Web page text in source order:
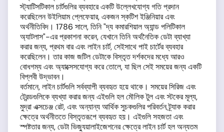
স্ট্যাটিসটিকাল চার্টগুলির ব্যবহারে একটি উল্লেখযোগ্য গতি প্রদান
করেছিলেন উইলিয়াম প্লেফেয়ার, একজন স্কটিশ ইঞ্জিনিয়ার এবং
অর্থনীতিবিদ। 1786 সালে, তিনি "দ্য কমারশিয়াল অ্যান্ড পলিটিকাল
অ্যাটলাস"-এর প্রকাশনা করেন, যেখানে তিনি অর্থনৈতিক ডেটা ব্যাখ্যা
করার জন্য, প্রথম বার এবং লাইন চার্ট, সেইসাথে পাই চার্টের ব্যবহার
করেছিলেন। তার কাজ জটিল ডেটাকে বিস্তৃত দর্শকদের মধ্যে আরও
বোধগম্য এবং অ্যাক্সেসযোগ্য করে তোলে, যা ছিল সেই সময়ের জন্য একটি
বিপ্লবী উদ্ভাবন।
বর্তমানে, লাইন চার্টগুলি সর্বব্যাপী ব্যবহৃত হয়ে থাকে। সময়ের সিরিজ এবং
ট্রেন্ডগুলিকে ব্যখ্যা করার জন্য এইগুলি হল মৌলিক টুল এবং স্টকের মূল্য,
মুদ্রা এক্সচেঞ্জ রেট, এবং অন্যান্য আর্থিক সুচকগুলির পরিবর্তন ট্র্যাক করার
ক্ষেত্রে অর্থনীততে বিস্তৃতরূপে ব্যবহৃত হয়। এইগুলি সহজতা এবং
স্পষ্টতার জন্য, ডেটা ভিজ্যুয়ালাইজেশনের ক্ষেত্রে লাইন চার্ট হল অন্যতম